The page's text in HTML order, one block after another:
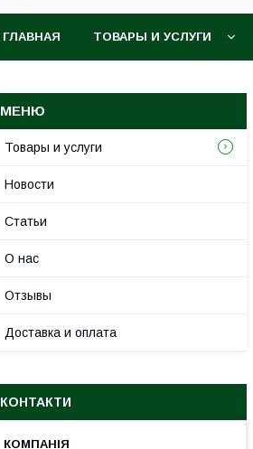
ГЛАВНАЯ ТОВАРЫ И УСЛУГИ
Товары и услуги
Новости
Статьи
О нас
Отзывы
Доставка и оплата
КОНТАКТИ